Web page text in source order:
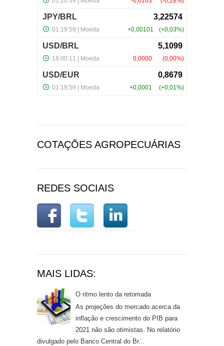
COTAÇÕES AGROPECUÁRIAS
REDES SOCIAIS
MAIS LIDAS:
O ritmo lento da retomada
As projeções do mercado acerca da
inflação e crescimento do PIB para
2021 não são otimistas. No relatório
divulgado pelo Banco Central do Br...